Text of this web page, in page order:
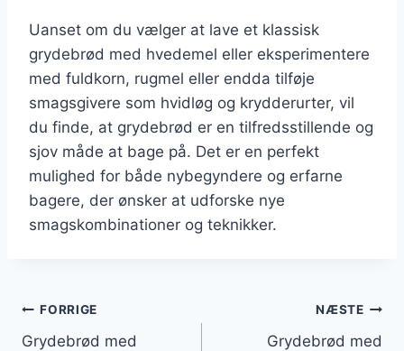
Uanset om du vælger at lave et klassisk
grydebrød med hvedemel eller eksperimentere
med fuldkorn, rugmel eller endda tilføje
smagsgivere som hvidløg og krydderurter, vil
du finde, at grydebrød er en tilfredsstillende og
sjov måde at bage på. Det er en perfekt
mulighed for både nybegyndere og erfarne
bagere, der ønsker at udforske nye
smagskombinationer og teknikker.
Indlægsnavigation
FORRIGE
Grydebrød med
NÆSTE
Grydebrød med